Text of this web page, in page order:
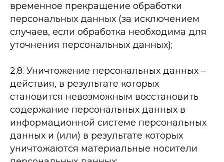
временное прекращение обработки
персональных данных (за исключением
случаев, если обработка необходима для
уточнения персональных данных);
2.8. Уничтожение персональных данных –
действия, в результате которых
становится невозможным восстановить
содержание персональных данных в
информационной системе персональных
данных и (или) в результате которых
уничтожаются материальные носители